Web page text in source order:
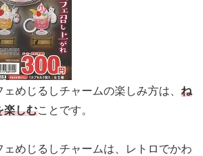
めじるしチャームの楽しみ方は、 ね
楽しむことです。
ェめじるしチャームは、レトロでかわ